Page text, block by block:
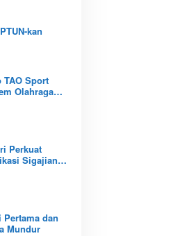
kan
TAO Sport
Olahraga
Perkuat
Sigajian
TTE
Pertama dan
Mundur